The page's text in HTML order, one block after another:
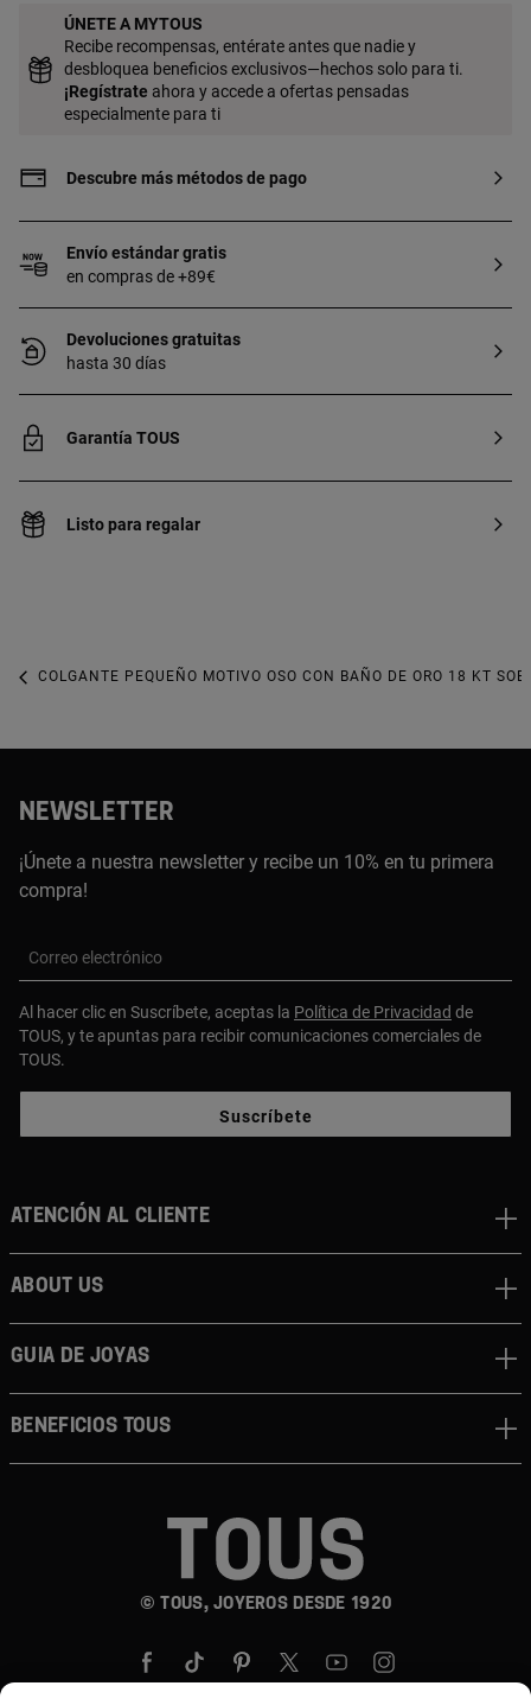
garantiza una mayor durabilidad de la
joya. Nota: Pieza elaborada con gemas
creadas en laboratorio.
ÚNETE A MYTOUS
Recibe recompensas, entérate antes que nadie y
desbloquea beneficios exclusivos—hechos solo para ti.
¡Regístrate ahora y accede a ofertas pensadas
especialmente para ti
Descubre más métodos de pago
Envío estándar gratis
en compras de +89€
Devoluciones gratuitas
hasta 30 días
Garantía TOUS
Listo para regalar
COLGANTE PEQUEÑO MOTIVO OSO CON BAÑO DE ORO 18 KT
NEWSLETTER
¡Únete a nuestra newsletter y recibe un 10% en tu primera
compra!
Correo electrónico
Al hacer clic en Suscríbete, aceptas la Política de Privacidad de
TOUS, y te apuntas para recibir comunicaciones comerciales de
TOUS.
Suscríbete
© TOUS, JOYEROS DESDE 1920
Atención al cliente
About us
Guia de joyas
Beneficios TOUS